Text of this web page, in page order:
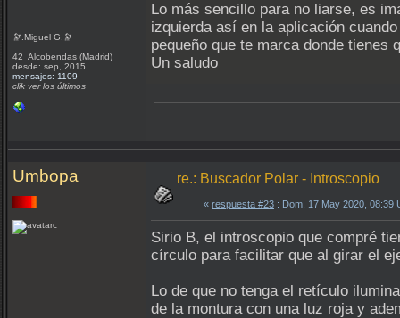
🔭.Miguel G.🔭
42 Alcobendas (Madrid)
desde: sep, 2015
mensajes: 1109
clik ver los últimos
Lo más sencillo para no liarse, es
izquierda así en la aplicación
pequeño que te marca donde tienes
Un saludo
Umbopa re.: Buscador Polar - Introscopio
« respuesta #23 : Dom, 17 May 2020, 08:39
Sirio B, el introscopio que compré
círculo para facilitar que al girar el
Lo de que no tenga el retículo
de la montura con una luz roja y